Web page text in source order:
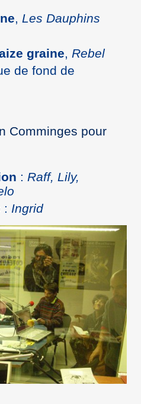
, Les Dauphins
graine
Rebel
de fond de
Comminges pour
: Raff, Lily,
: Ingrid